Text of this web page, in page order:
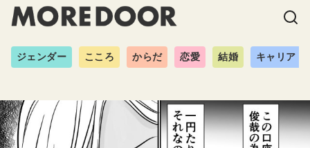
ジェンダー こころ からだ 恋愛 結婚 キャリア